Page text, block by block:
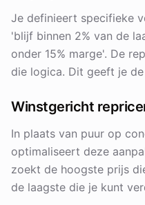
Je definieert specifieke
'blijf binnen 2% van de
onder 15% marge'. De
die logica. Dit geeft je
Winstgericht
In plaats van puur op
optimaliseert deze
zoekt de hoogste prijs
de laagste die je kunt